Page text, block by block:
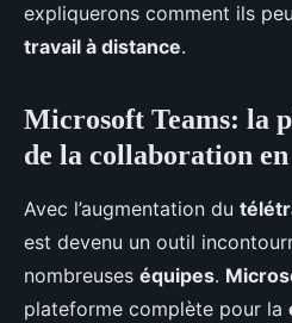
expliquerons comment ils
travail à distance.
Microsoft Teams: la
de la collaboration
Avec l’augmentation du
est devenu un outil
nombreuses équipes.
plateforme complète pour la